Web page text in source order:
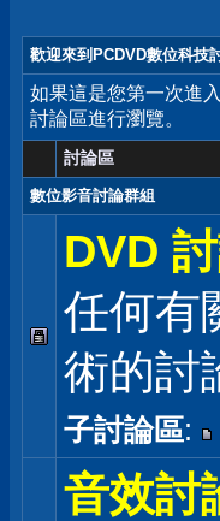
歡迎來到PCDVD數位科技
如果這是您第一次進
討論區進行瀏覽。
討論區
數位影音討論群組
DVD
任何有
術的討
子討論區:
音效討